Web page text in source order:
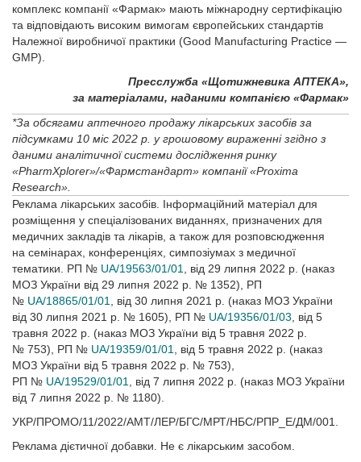
комплекс компанії «Фармак» мають міжнародну сертифікацію
та відповідають високим вимогам європейських стандартів
Належної виробничої практики (Good Manufacturing Practice —
GMP).
Пресслужба «Щотижневика АПТЕКА»,
за матеріалами, наданими компанією «Фармак»
*За обсягами аптечного продажу лікарських засобів за
підсумками 10 міс 2022 р. у грошовому вираженні згідно з
даними аналітичної системи дослідження ринку
«PharmXplorer»/«Фармстандарт» компанії «Proxima
Research».
Реклама лікарських засобів. Інформаційний матеріал для
розміщення у спеціалізованих виданнях, призначених для
медичних закладів та лікарів, а також для розповсюдження
на семінарах, конференціях, симпозіумах з медичної
тематики. РП № UA/19563/01/01
, від 29 липня 2022 р. (наказ
МОЗ України від 29 липня 2022 р. № 1352), РП
№ UA/18865/01/01
, від 30 липня 2021 р. (наказ МОЗ України
від 30 липня 2021 р. № 1605), РП № UA/19356/01/03 , від 5
травня 2022 р. (наказ МОЗ України від 5 травня 2022 р.
№ 753), РП № UA/19359/01/01
, від 5 травня 2022 р. (наказ
МОЗ України від 5 травня 2022 р. № 753),
РП № UA/19529/01/01
, від 7 липня 2022 р. (наказ МОЗ України
від 7 липня 2022 р. № 1180).
УКР/ПРОМО/11/2022/АМТ/ЛЕР/БГС/МРТ/НБС/РПР_Е/ДМ/001.
Реклама дієтичної добавки. Не є лікарським засобом.